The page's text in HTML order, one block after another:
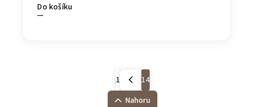
Do košíku
1
14
Nahoru